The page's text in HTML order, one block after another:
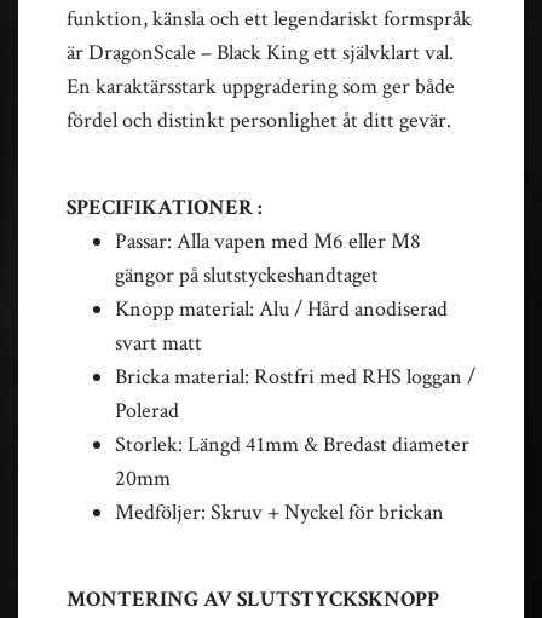
funktion, känsla och ett legendariskt formspråk
är DragonScale – Black King ett självklart val.
En karaktärsstark uppgradering som ger både
fördel och distinkt personlighet åt ditt gevär.
SPECIFIKATIONER :
Passar: Alla vapen med M6 eller M8
gängor på slutstyckeshandtaget
Knopp material: Alu / Hård anodiserad
svart matt
Bricka material: Rostfri med RHS loggan /
Polerad
Storlek: Längd 41mm & Bredast diameter
20mm
Medföljer: Skruv + Nyckel för brickan
MONTERING AV SLUTSTYCKSKNOPP